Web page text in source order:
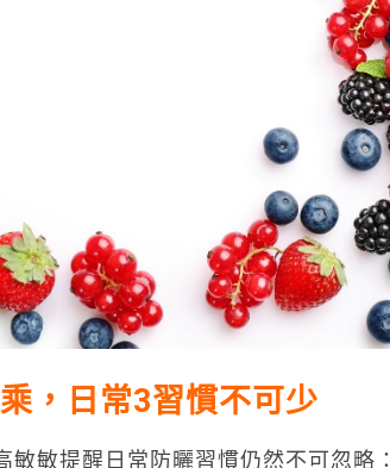
，日常3習慣不可少
敏敏提醒日常防曬習慣仍然不可忽略：